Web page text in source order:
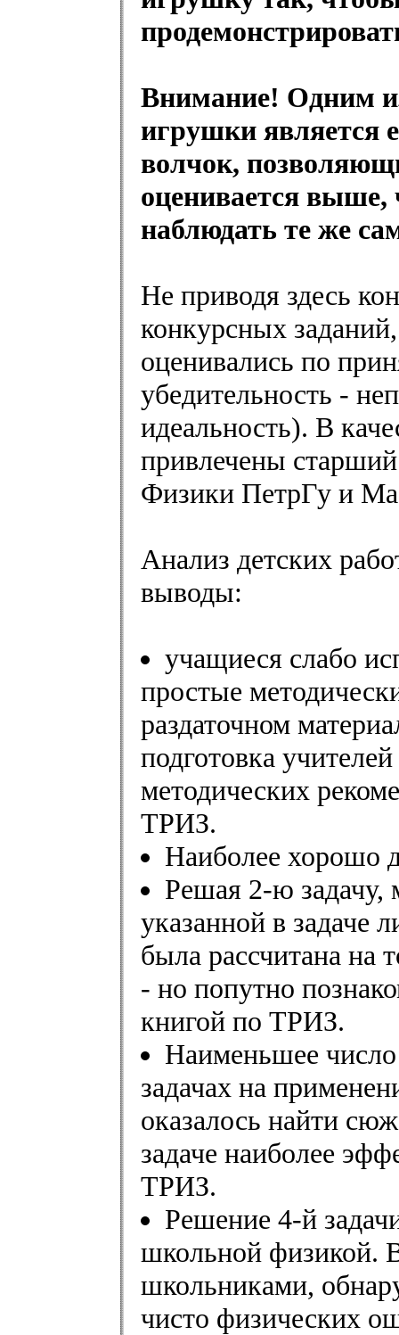
Внимание! Одним
игрушки является
волчок,
оценивается
наблюдать те же
Не приводя здесь
конкурсных
оценивались по
убедительность -
идеальность). В
привлечены
Физики ПетрГу и
Анализ детских
выводы:
учащиеся слабо
простые
раздаточном
подготовка
методических
ТРИЗ.
Наиболее хорошо
Решая 2-ю задачу,
указанной в задаче
была рассчитана на
- но попутно
книгой по ТРИЗ.
Наименьшее
задачах на
оказалось найти
задаче наиболее
ТРИЗ.
Решение 4-й
школьной физикой.
школьниками,
чисто физических